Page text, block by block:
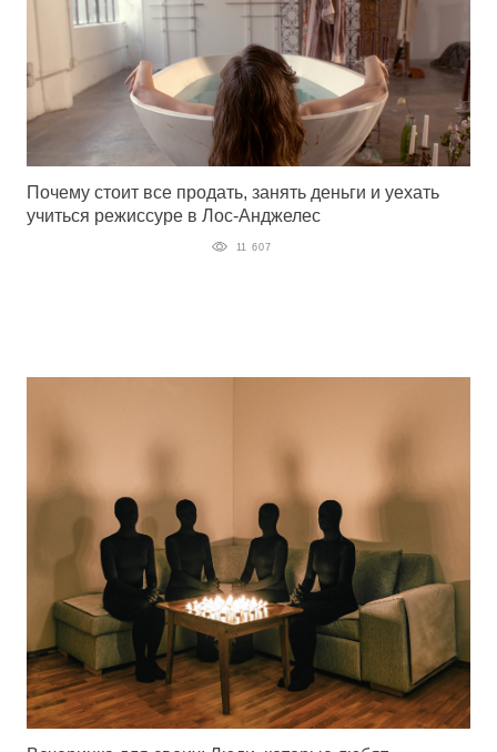
Почему стоит все продать, занять деньги и уехать
учиться режиссуре в Лос-Анджелес
11 607